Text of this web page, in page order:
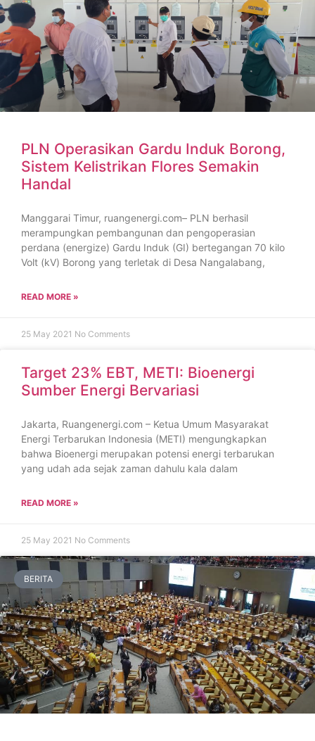
PLN Operasikan Gardu Induk Borong,
Sistem Kelistrikan Flores Semakin
Handal
Manggarai Timur, ruangenergi.com– PLN berhasil
merampungkan pembangunan dan pengoperasian
perdana (energize) Gardu Induk (GI) bertegangan 70 kilo
Volt (kV) Borong yang terletak di Desa Nangalabang,
READ MORE »
25 May 2021 No Comments
Target 23% EBT, METI: Bioenergi
Sumber Energi Bervariasi
Jakarta, Ruangenergi.com – Ketua Umum Masyarakat
Energi Terbarukan Indonesia (METI) mengungkapkan
bahwa Bioenergi merupakan potensi energi terbarukan
yang udah ada sejak zaman dahulu kala dalam
READ MORE »
25 May 2021 No Comments
BERITA